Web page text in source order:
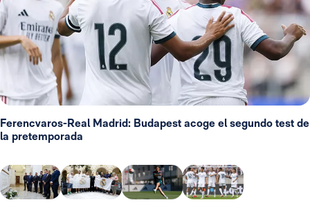
Ferencvaros-Real Madrid: Budapest acoge el segundo test de
la pretemporada